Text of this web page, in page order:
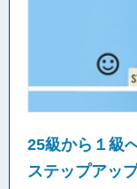
25級から１級
ステップアッ